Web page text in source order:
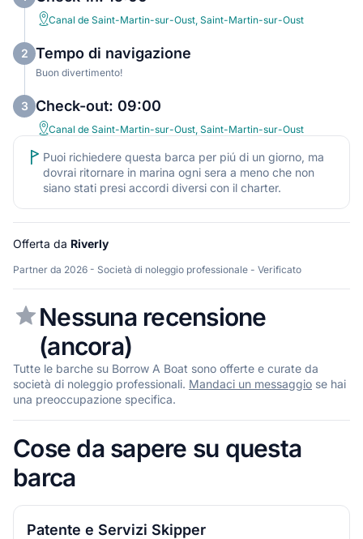
Canal de Saint-Martin-sur-Oust, Saint-Martin-sur-Oust
2 Tempo di navigazione
Buon divertimento!
3 Check-out: 09:00
Canal de Saint-Martin-sur-Oust, Saint-Martin-sur-Oust
Puoi richiedere questa barca per piú di un giorno, ma
dovrai ritornare in marina ogni sera a meno che non
siano stati presi accordi diversi con il charter.
Offerta da Riverly
Partner da 2026 - Società di noleggio professionale - Verificato
Nessuna recensione
(ancora)
Tutte le barche su Borrow A Boat sono offerte e curate da
società di noleggio professionali. Mandaci un messaggio se hai
una preoccupazione specifica.
Cose da sapere su questa
barca
Patente e Servizi Skipper